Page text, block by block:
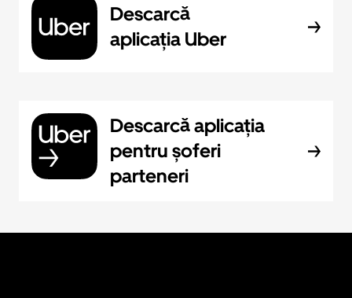
Descarcă
aplicația Uber
Descarcă aplicația
pentru șoferi
parteneri